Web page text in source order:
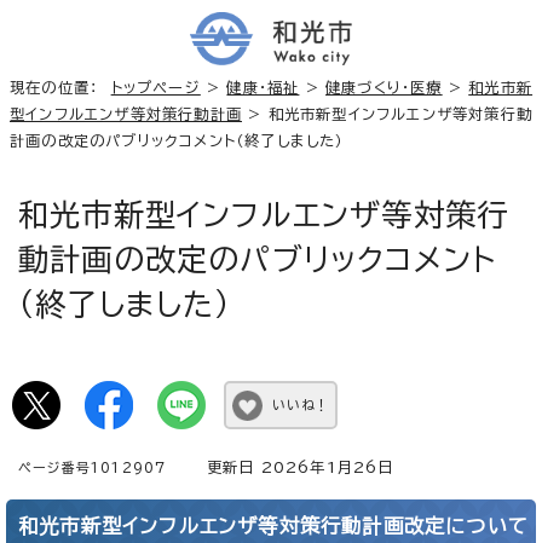
現在の位置： トップページ >健康・福祉 >健康づくり・医療 >和光市新
型インフルエンザ等対策行動計画 > 和光市新型インフルエンザ等対策行動
計画の改定のパブリックコメント（終了しました）
和光市新型インフルエンザ等対策行
動計画の改定のパブリックコメント
（終了しました）
いいね！
ページ番号1012907 更新日 2026年1月26日
和光市新型インフルエンザ等対策行動計画改定について